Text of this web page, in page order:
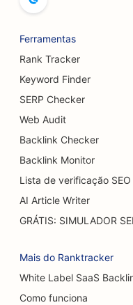
SEO para
SEO para Burger
SEO para cafeterias
SEO para
SEO para
SEO para
Ferramentas
Rank Tracker
Keyword Finder
SERP Checker
Web Audit
Backlink Checker
Backlink Monitor
Lista de verificação SEO
AI Article Writer
GRÁTIS: SIMULADOR
Mais do Ranktracker
White Label SaaS
Como funciona